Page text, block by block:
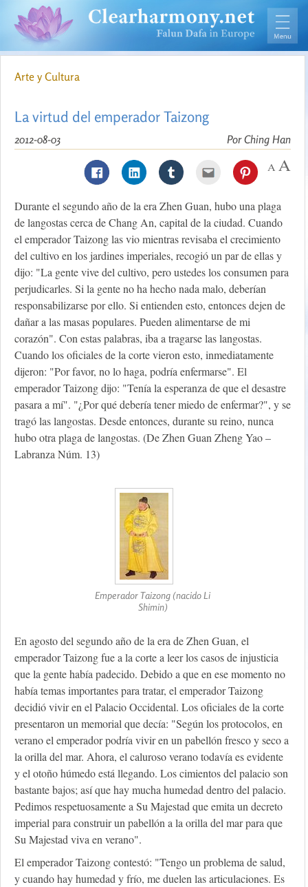
Arte y Cultura
La virtud del emperador Taizong
Por Ching Han
2012-08-03
Durante el segundo año de la era Zhen Guan, hubo una plaga
de langostas cerca de Chang An, capital de la ciudad. Cuando
el emperador Taizong las vio mientras revisaba el crecimiento
del cultivo en los jardines imperiales, recogió un par de ellas y
dijo: "La gente vive del cultivo, pero ustedes los consumen para
perjudicarles. Si la gente no ha hecho nada malo, deberían
responsabilizarse por ello. Si entienden esto, entonces dejen de
dañar a las masas populares. Pueden alimentarse de mi
corazón". Con estas palabras, iba a tragarse las langostas.
Cuando los oficiales de la corte vieron esto, inmediatamente
dijeron: "Por favor, no lo haga, podría enfermarse". El
emperador Taizong dijo: "Tenía la esperanza de que el desastre
pasara a mí". "¿Por qué debería tener miedo de enfermar?", y se
tragó las langostas. Desde entonces, durante su reino, nunca
hubo otra plaga de langostas. (De Zhen Guan Zheng Yao –
Labranza Núm. 13)
Emperador Taizong (nacido Li
Shimin)
En agosto del segundo año de la era de Zhen Guan, el
emperador Taizong fue a la corte a leer los casos de injusticia
que la gente había padecido. Debido a que en ese momento no
había temas importantes para tratar, el emperador Taizong
decidió vivir en el Palacio Occidental. Los oficiales de la corte
presentaron un memorial que decía: "Según los protocolos, en
verano el emperador podría vivir en un pabellón fresco y seco a
la orilla del mar. Ahora, el caluroso verano todavía es evidente
y el otoño húmedo está llegando. Los cimientos del palacio son
bastante bajos; así que hay mucha humedad dentro del palacio.
Pedimos respetuosamente a Su Majestad que emita un decreto
imperial para construir un pabellón a la orilla del mar para que
Su Majestad viva en verano".
El emperador Taizong contestó: "Tengo un problema de salud,
y cuando hay humedad y frío, me duelen las articulaciones. Es